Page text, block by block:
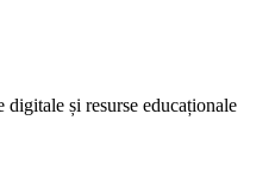
și resurse educaționale